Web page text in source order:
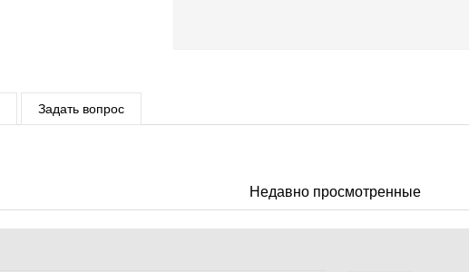
Задать вопрос
Недавно просмотренные